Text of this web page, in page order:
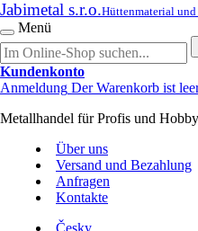
Jabimetal s.r.o.Hüttenmaterial
Menü
Kundenkonto
Anmeldung Der Warenkorb ist
Metallhandel für Profis und
Über uns
Versand und Bezahlung
Anfragen
Kontakte
Česky